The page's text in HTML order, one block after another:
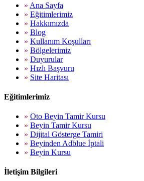
» Ana Sayfa
» Eğitimlerimiz
» Hakkımızda
» Blog
» Kullanım Koşulları
» Bölgelerimiz
» Duyurular
» Hızlı Başvuru
» Site Haritası
Eğitimlerimiz
» Oto Beyin Tamir Kursu
» Beyin Tamir Kursu
» Dijital Gösterge Tamiri
» Beyinden Adblue İptali
» Beyin Kursu
İletişim Bilgileri